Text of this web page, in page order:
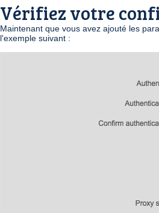
Vérifiez votre
Maintenant que vous avez ajouté les
l'exemple suivant :